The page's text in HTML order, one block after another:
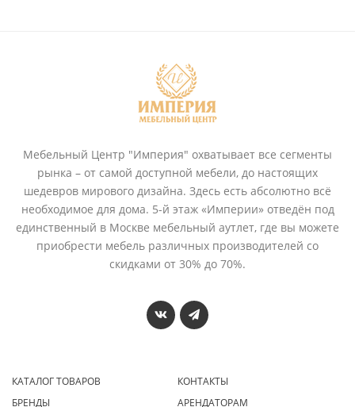
Мебельный Центр "Империя" охватывает все сегменты
рынка – от самой доступной мебели, до настоящих
шедевров мирового дизайна. Здесь есть абсолютно всё
необходимое для дома. 5-й этаж «Империи» отведён под
единственный в Москве мебельный аутлет, где вы можете
приобрести мебель различных производителей со
скидками от 30% до 70%.
КАТАЛОГ ТОВАРОВ
БРЕНДЫ
КОНТАКТЫ
АРЕНДАТОРАМ